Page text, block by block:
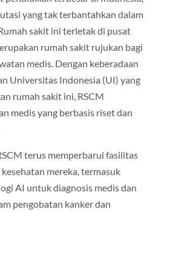
yang tak terbantahkan dalam
sakit ini terletak di pusat
rumah sakit rujukan bagi
medis. Dengan keberadaan
Universitas Indonesia (UI) yang
rumah sakit ini, RSCM
medis yang berbasis riset dan
terus memperbarui fasilitas
mereka, termasuk
AI untuk diagnosis medis dan
pengobatan kanker dan